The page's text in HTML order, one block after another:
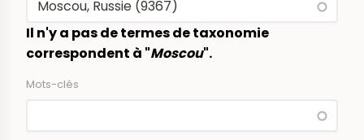
Il n'y a pas de termes de taxonomie
correspondent à "Moscou".
Mots-clés